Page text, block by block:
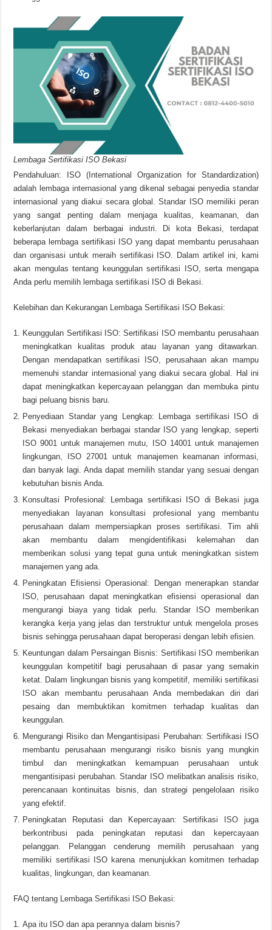
Lembaga Sertifikasi ISO Bekasi
Pendahuluan: ISO (International Organization for Standardization)
adalah lembaga internasional yang dikenal sebagai penyedia standar
internasional yang diakui secara global. Standar ISO memiliki peran
yang sangat penting dalam menjaga kualitas, keamanan, dan
keberlanjutan dalam berbagai industri. Di kota Bekasi, terdapat
beberapa lembaga sertifikasi ISO yang dapat membantu perusahaan
dan organisasi untuk meraih sertifikasi ISO. Dalam artikel ini, kami
akan mengulas tentang keunggulan sertifikasi ISO, serta mengapa
Anda perlu memilih lembaga sertifikasi ISO di Bekasi.
Kelebihan dan Kekurangan Lembaga Sertifikasi ISO Bekasi:
Keunggulan Sertifikasi ISO: Sertifikasi ISO membantu perusahaan
meningkatkan kualitas produk atau layanan yang ditawarkan.
Dengan mendapatkan sertifikasi ISO, perusahaan akan mampu
memenuhi standar internasional yang diakui secara global. Hal ini
dapat meningkatkan kepercayaan pelanggan dan membuka pintu
bagi peluang bisnis baru.
Penyediaan Standar yang Lengkap: Lembaga sertifikasi ISO di
Bekasi menyediakan berbagai standar ISO yang lengkap, seperti
ISO 9001 untuk manajemen mutu, ISO 14001 untuk manajemen
lingkungan, ISO 27001 untuk manajemen keamanan informasi,
dan banyak lagi. Anda dapat memilih standar yang sesuai dengan
kebutuhan bisnis Anda.
Konsultasi Profesional: Lembaga sertifikasi ISO di Bekasi juga
menyediakan layanan konsultasi profesional yang membantu
perusahaan dalam mempersiapkan proses sertifikasi. Tim ahli
akan membantu dalam mengidentifikasi kelemahan dan
memberikan solusi yang tepat guna untuk meningkatkan sistem
manajemen yang ada.
Peningkatan Efisiensi Operasional: Dengan menerapkan standar
ISO, perusahaan dapat meningkatkan efisiensi operasional dan
mengurangi biaya yang tidak perlu. Standar ISO memberikan
kerangka kerja yang jelas dan terstruktur untuk mengelola proses
bisnis sehingga perusahaan dapat beroperasi dengan lebih efisien.
Keuntungan dalam Persaingan Bisnis: Sertifikasi ISO memberikan
keunggulan kompetitif bagi perusahaan di pasar yang semakin
ketat. Dalam lingkungan bisnis yang kompetitif, memiliki sertifikasi
ISO akan membantu perusahaan Anda membedakan diri dari
pesaing dan membuktikan komitmen terhadap kualitas dan
keunggulan.
Mengurangi Risiko dan Mengantisipasi Perubahan: Sertifikasi ISO
membantu perusahaan mengurangi risiko bisnis yang mungkin
timbul dan meningkatkan kemampuan perusahaan untuk
mengantisipasi perubahan. Standar ISO melibatkan analisis risiko,
perencanaan kontinuitas bisnis, dan strategi pengelolaan risiko
yang efektif.
Peningkatan Reputasi dan Kepercayaan: Sertifikasi ISO juga
berkontribusi pada peningkatan reputasi dan kepercayaan
pelanggan. Pelanggan cenderung memilih perusahaan yang
memiliki sertifikasi ISO karena menunjukkan komitmen terhadap
kualitas, lingkungan, dan keamanan.
FAQ tentang Lembaga Sertifikasi ISO Bekasi:
Apa itu ISO dan apa perannya dalam bisnis?